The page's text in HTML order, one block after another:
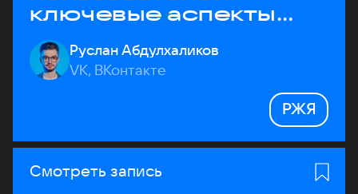
ключевые аспекты
архитектуры
Руслан Абдулхаликов
VK, ВКонтакте
РЖЯ
Смотреть запись